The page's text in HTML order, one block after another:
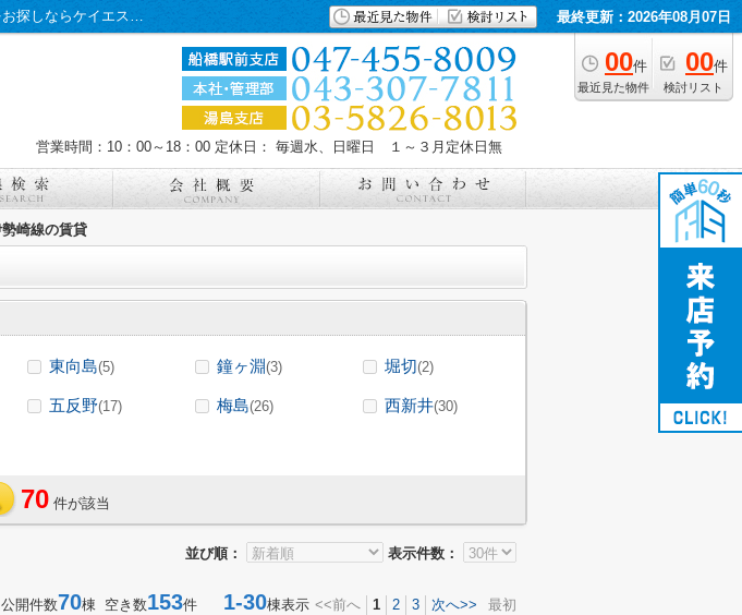
東武鉄道東武伊勢崎線の駅選択画面｜東京・千葉・茨城で賃貸情報・不動産屋をお探しならケイエスホーム 最終更新：2026年08月07日
00件
最近見た物件
00件
検討リスト
営業時間：10：00～18：00 定休日： 毎週水、日曜日 １～３月定休日無
崎線の賃貸
東向島(5) 鐘ヶ淵(3) 堀切(2)
五反野(17) 梅島(26) 西新井(30)
70 件が該当
並び順： 表示件数：
開件数70棟 空き数153件 1-30棟表示 <<前へ 1 2 3 次へ>> 最初